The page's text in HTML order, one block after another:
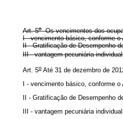
Art. 5oOs vencimentos dos
I - vencimento básico, conforme
II - Gratificação de Desempenho
III - vantagem pecuniária
Art. 5oAté 31 de dezembro de
I - vencimento básico,
II - Gratificação de
III - vantagem pecuniária